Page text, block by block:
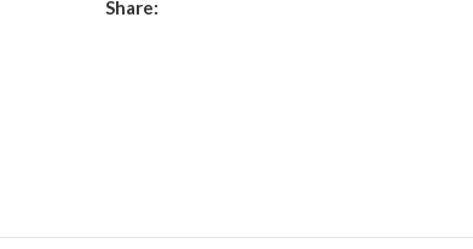
Share: